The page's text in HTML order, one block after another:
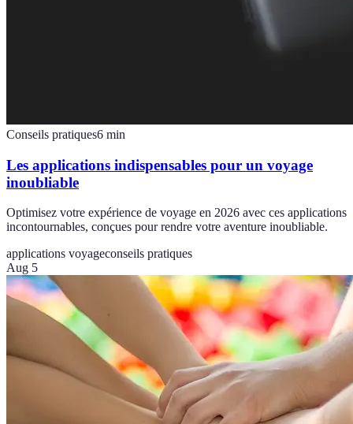
Conseils pratiques6 min
Les applications indispensables pour un voyage
inoubliable
Optimisez votre expérience de voyage en 2026 avec ces applications
incontournables, conçues pour rendre votre aventure inoubliable.
applications voyageconseils pratiques
Aug 5